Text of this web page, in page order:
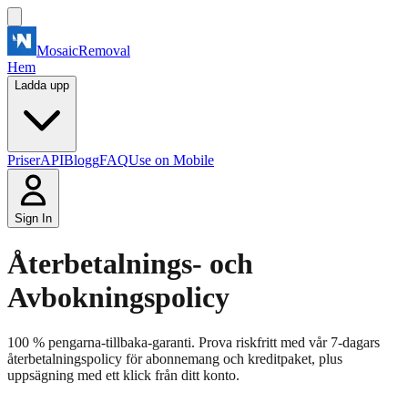
MosaicRemoval
Hem
Ladda upp
PriserAPIBloggFAQUse on Mobile
Sign In
Återbetalnings- och
Avbokningspolicy
100 % pengarna-tillbaka-garanti. Prova riskfritt med vår 7-dagars
återbetalningspolicy för abonnemang och kreditpaket, plus
uppsägning med ett klick från ditt konto.